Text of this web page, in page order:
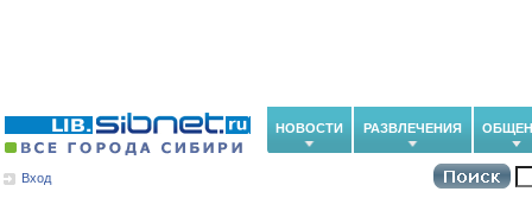
НОВОСТИ РАЗВЛЕЧЕНИЯ
Вход